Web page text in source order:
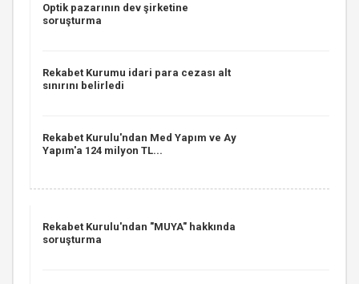
Optik pazarının dev şirketine
soruşturma
Rekabet Kurumu idari para cezası alt
sınırını belirledi
Rekabet Kurulu'ndan Med Yapım ve Ay
Yapım'a 124 milyon TL...
Rekabet Kurulu'ndan "MUYA" hakkında
soruşturma